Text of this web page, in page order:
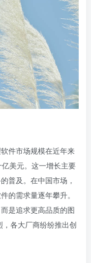
件市场规模在近年来
美元。这一增长主要
普及。在中国市场，
的需求量逐年攀升。
是追求更高品质的图
各大厂商纷纷推出创